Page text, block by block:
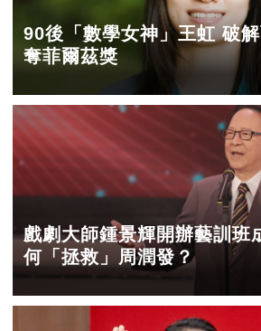
90後「數學女神」王虹 破
奪菲爾茲獎
戲劇大師鍾景輝開辦藝訓班
何「拯救」周潤發？